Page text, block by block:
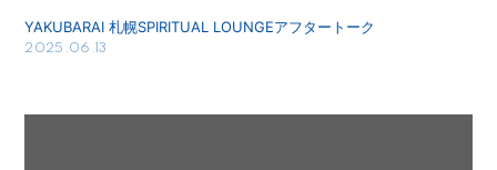
YAKUBARAI 札幌SPIRITUAL LOUNGEアフタートーク
2025.06.13